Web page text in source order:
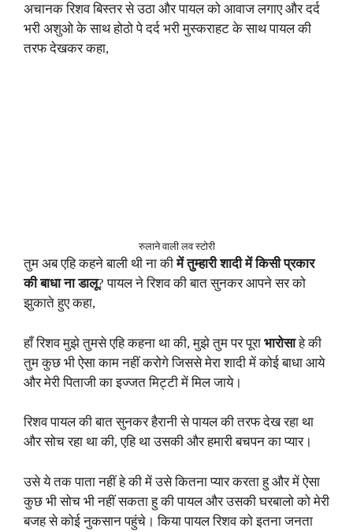
अचानक रिशव बिस्तर से उठा और पायल को आवाज लगाए और दर्द
भरी अशुओ के साथ होठो पे दर्द भरी मुस्कराहट के साथ पायल की
तरफ देखकर कहा,
रुलाने वाली लव स्टोरी
तुम अब एहि कहने बाली थी ना कीमें तुम्हारी शादी में किसी प्रकार
की बाधा ना डालू? पायल ने रिशव की बात सुनकर आपने सर को
झुकाते हुए कहा,
हाँ रिशव मुझे तुमसे एहि कहना था की, मुझे तुम पर पूरा भारोसाहे की
तुम कुछ भी ऐसा काम नहीं करोगे जिससे मेरा शादी में कोई बाधा आये
और मेरी पिताजी का इज्जत मिट्टी में मिल जाये।
रिशव पायल की बात सुनकर हैरानी से पायल की तरफ देख रहा था
और सोच रहा था की, एहि था उसकी और हमारी बचपन का प्यार।
उसे ये तक पाता नहीं हे की में उसे कितना प्यार करता हु और में ऐसा
कुछ भी सोच भी नहीं सकता हु की पायल और उसकी घरबालो को मेरी
बजह से कोई नुकसान पहुंचे। किया पायल रिशव को इतना जनता